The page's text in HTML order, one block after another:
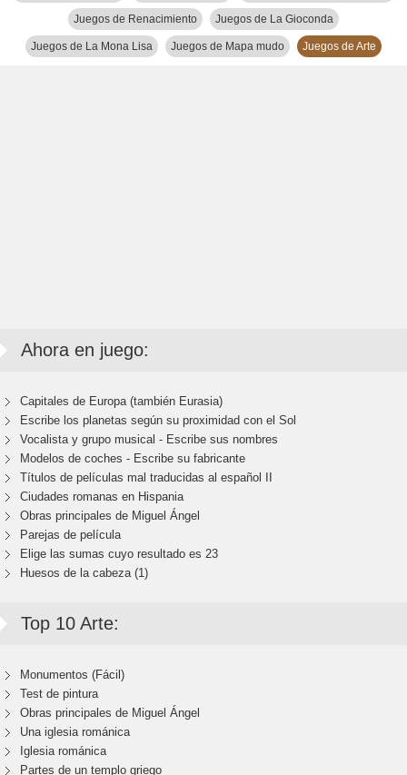
Juegos de Renacimiento Juegos de La Gioconda
Juegos de La Mona Lisa Juegos de Mapa mudo Juegos de Arte
Ahora en juego:
Capitales de Europa (también Eurasia)
Escribe los planetas según su proximidad con el Sol
Vocalista y grupo musical - Escribe sus nombres
Modelos de coches - Escribe su fabricante
Títulos de películas mal traducidas al español II
Ciudades romanas en Hispania
Obras principales de Miguel Ángel
Parejas de película
Elige las sumas cuyo resultado es 23
Huesos de la cabeza (1)
Top 10 Arte:
Monumentos (Fácil)
Test de pintura
Obras principales de Miguel Ángel
Una iglesia románica
Iglesia románica
Partes de un templo griego